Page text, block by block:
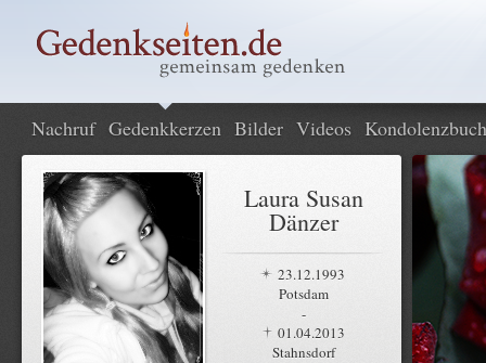
Nachruf Gedenkkerzen Bilder Videos Kondolenzbuch
Laura Susan
Dänzer
23.12.1993
Potsdam
-
01.04.2013
Stahnsdorf